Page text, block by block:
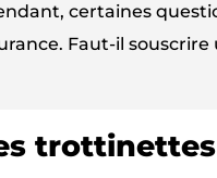
certaines
Faut-il souscrire